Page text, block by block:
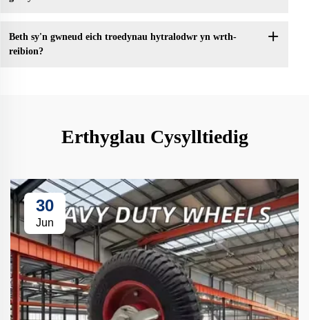
Beth sy'n gwneud eich troedynau hytralodwr yn wrth-
reibion?
Erthyglau Cysylltiedig
30
Jun